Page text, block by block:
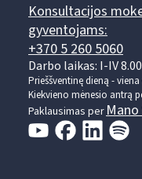
Konsultacijos
gyventojams:
+370 5 260 5060
Darbo laikas: I-IV
Prieššventinę dieną -
Kiekvieno mėnesio antrą
Paklausimas per Mano